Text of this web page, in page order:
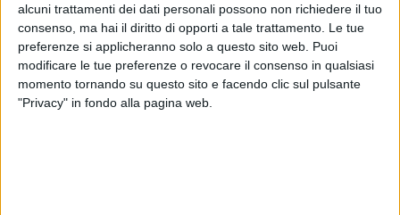
alcuni trattamenti dei dati personali possono non richiedere il tuo
consenso, ma hai il diritto di opporti a tale trattamento. Le tue
preferenze si applicheranno solo a questo sito web. Puoi
modificare le tue preferenze o revocare il consenso in qualsiasi
momento tornando su questo sito e facendo clic sul pulsante
"Privacy" in fondo alla pagina web.